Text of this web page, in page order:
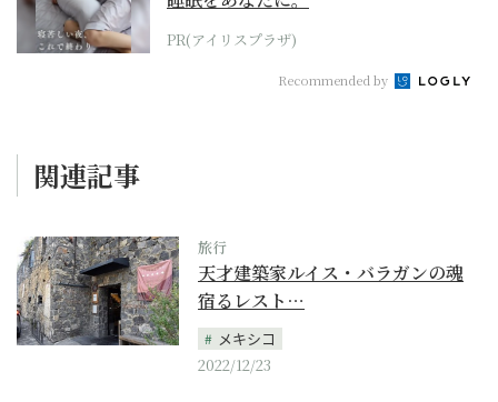
PR(アイリスプラザ)
Recommended by
関連記事
旅行
天才建築家ルイス・バラガンの魂
宿るレスト…
メキシコ
2022/12/23